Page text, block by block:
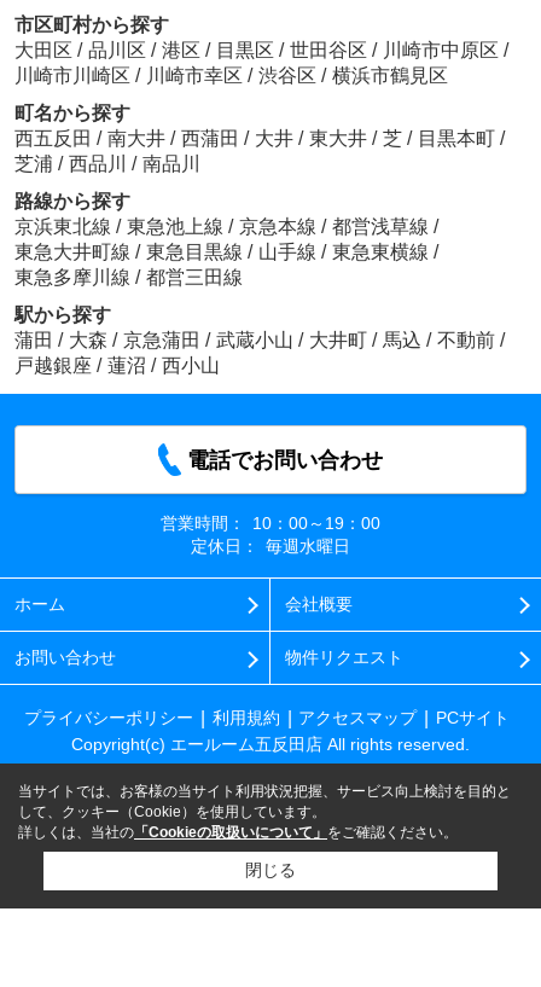
市区町村から探す
大田区 / 品川区 / 港区 / 目黒区 / 世田谷区 / 川崎市中原区 /
川崎市川崎区 / 川崎市幸区 / 渋谷区 / 横浜市鶴見区
町名から探す
西五反田 / 南大井 / 西蒲田 / 大井 / 東大井 / 芝 / 目黒本町 /
芝浦 / 西品川 / 南品川
路線から探す
京浜東北線 / 東急池上線 / 京急本線 / 都営浅草線 /
東急大井町線 / 東急目黒線 / 山手線 / 東急東横線 /
東急多摩川線 / 都営三田線
駅から探す
蒲田 / 大森 / 京急蒲田 / 武蔵小山 / 大井町 / 馬込 / 不動前 /
戸越銀座 / 蓮沼 / 西小山
電話でお問い合わせ
営業時間：
10：00～19：00
定休日：
毎週水曜日
ホーム 会社概要
お問い合わせ 物件リクエスト
プライバシーポリシー 利用規約 アクセスマップ
PCサイト
Copyright(c) エールーム五反田店 All rights reserved.
当サイトでは、お客様の当サイト利用状況把握、サービス向上検討を目的と
して、クッキー（Cookie）を使用しています。
詳しくは、当社の 「Cookieの取扱いについて」 をご確認ください。
閉じる